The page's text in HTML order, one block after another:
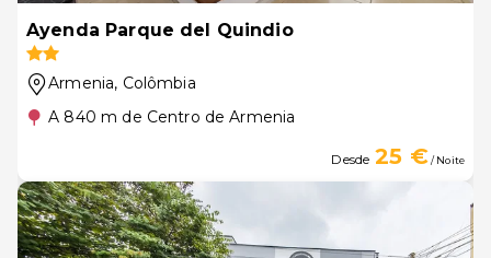
Ayenda Parque del Quindio
Armenia, Colômbia
A 840 m de Centro de Armenia
Desde 25 €/ Noite